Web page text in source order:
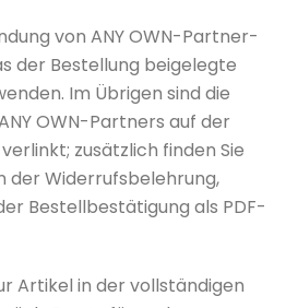
von ANY OWN-Partner-
der Bestellung beigelegte
Im Übrigen sind die
OWN-Partners auf der
zusätzlich finden Sie
der Widerrufsbelehrung,
Bestellbestätigung als PDF-
Artikel in der vollständigen